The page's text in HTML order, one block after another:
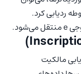
ردیابی کرد.
مالکیت